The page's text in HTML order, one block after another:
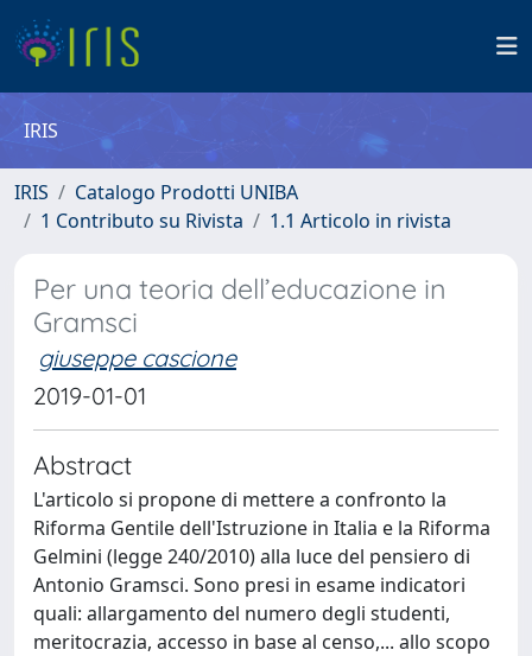
IRIS
IRIS
Catalogo Prodotti UNIBA
1 Contributo su Rivista
1.1 Articolo in rivista
Per una teoria dell’educazione in
Gramsci
giuseppe cascione
2019-01-01
Abstract
L'articolo si propone di mettere a confronto la
Riforma Gentile dell'Istruzione in Italia e la Riforma
Gelmini (legge 240/2010) alla luce del pensiero di
Antonio Gramsci. Sono presi in esame indicatori
quali: allargamento del numero degli studenti,
meritocrazia, accesso in base al censo,... allo scopo